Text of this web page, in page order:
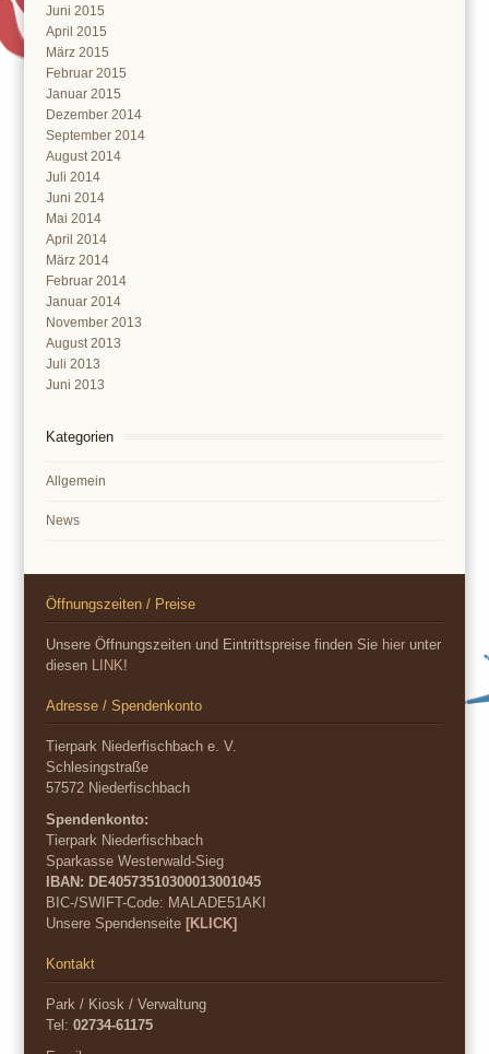
Juni 2015
April 2015
März 2015
Februar 2015
Januar 2015
Dezember 2014
September 2014
August 2014
Juli 2014
Juni 2014
Mai 2014
April 2014
März 2014
Februar 2014
Januar 2014
November 2013
August 2013
Juli 2013
Juni 2013
Kategorien
Allgemein
News
Öffnungszeiten / Preise
Unsere Öffnungszeiten und Eintrittspreise finden Sie hier unter
diesen LINK!
Adresse / Spendenkonto
Tierpark Niederfischbach e. V.
Schlesingstraße
57572 Niederfischbach
Spendenkonto:
Tierpark Niederfischbach
Sparkasse Westerwald-Sieg
IBAN: DE40573510300013001045
BIC-/SWIFT-Code: MALADE51AKI
Unsere Spendenseite [KLICK]
Kontakt
Park / Kiosk / Verwaltung
Tel:02734-61175